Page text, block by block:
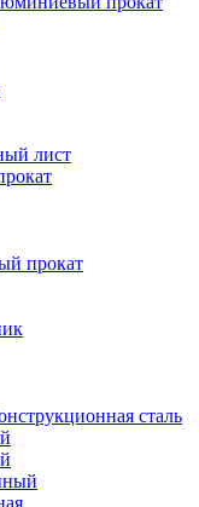
лист
прокат
сталь